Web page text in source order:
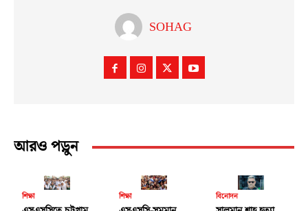
SOHAG
আরও পড়ুন
শিক্ষা শিক্ষা বিনোদন